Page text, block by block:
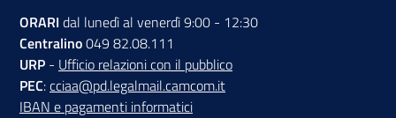
ORARI dal lunedì al venerdì 9:00 - 12:30
Centralino049 82.08.111
URP - Ufficio relazioni con il pubblico
PEC:cciaa@pd.legalmail.camcom.it
IBAN e pagamenti informatici